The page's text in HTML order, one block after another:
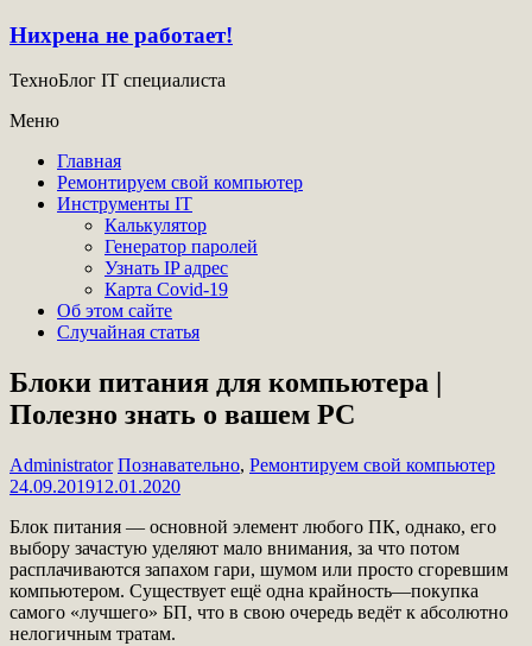
Нихрена не работает!
ТехноБлог IT специалиста
Меню
Главная
Ремонтируем свой компьютер
Инструменты IT
Калькулятор
Генератор паролей
Узнать IP адрес
Карта Covid-19
Об этом сайте
Случайная статья
Блоки питания для компьютера |
Полезно знать о вашем PC
Administrator Познавательно, Ремонтируем свой компьютер
24.09.201912.01.2020
Блок питания — основной элемент любого ПК, однако, его
выбору зачастую уделяют мало внимания, за что потом
расплачиваются запахом гари, шумом или просто сгоревшим
компьютером. Существует ещё одна крайность—покупка
самого «лучшего» БП, что в свою очередь ведёт к абсолютно
нелогичным тратам.